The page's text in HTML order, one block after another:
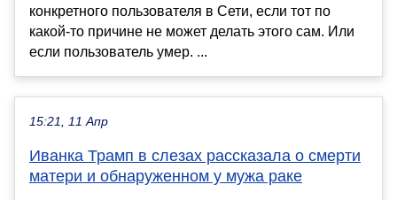
конкретного пользователя в Сети, если тот по
какой-то причине не может делать этого сам. Или
если пользователь умер. ...
15:21, 11 Апр
Иванка Трамп в слезах рассказала о смерти
матери и обнаруженном у мужа раке